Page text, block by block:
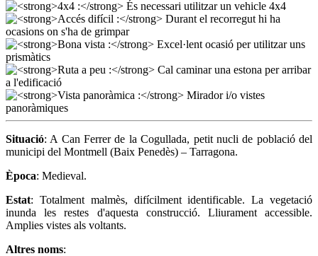
Situació: A Can Ferrer de la Cogullada, petit nucli de població del
municipi del Montmell (Baix Penedès) – Tarragona.
Època: Medieval.
Estat: Totalment malmès, difícilment identificable. La vegetació
inunda les restes d'aquesta construcció. Lliurament accessible.
Amplies vistes als voltants.
Altres noms: